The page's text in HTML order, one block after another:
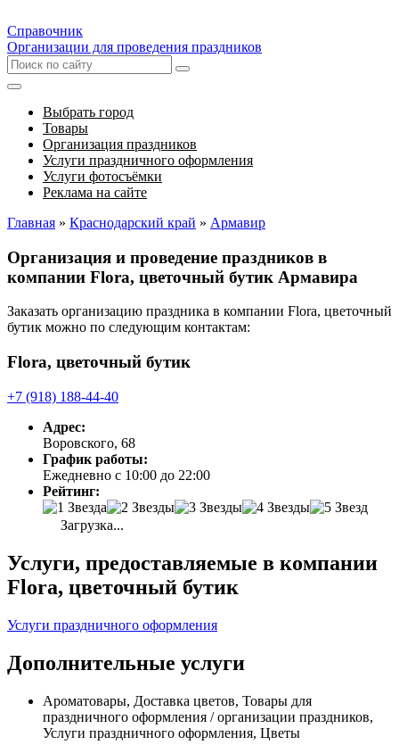
Справочник
Организации для проведения праздников
Выбрать город
Товары
Организация праздников
Услуги праздничного оформления
Услуги фотосъёмки
Реклама на сайте
Главная » Краснодарский край » Армавир
Организация и проведение праздников в
компании Flora, цветочный бутик Армавира
Заказать организацию праздника в компании Flora, цветочный
бутик можно по следующим контактам:
Flora, цветочный бутик
+7 (918) 188-44-40
Адрес:
Воровского, 68
График работы:
Ежедневно с 10:00 до 22:00
Рейтинг:
Загрузка...
Услуги, предоставляемые в компании
Flora, цветочный бутик
Услуги праздничного оформления
Дополнительные услуги
Ароматовары, Доставка цветов, Товары для
праздничного оформления / организации праздников,
Услуги праздничного оформления, Цветы